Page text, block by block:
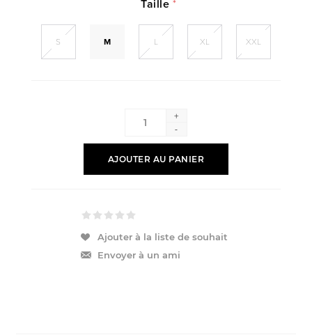
Taille *
S M L XL XXL
+
-
AJOUTER AU PANIER
Ajouter à la liste de souhait
Envoyer à un ami